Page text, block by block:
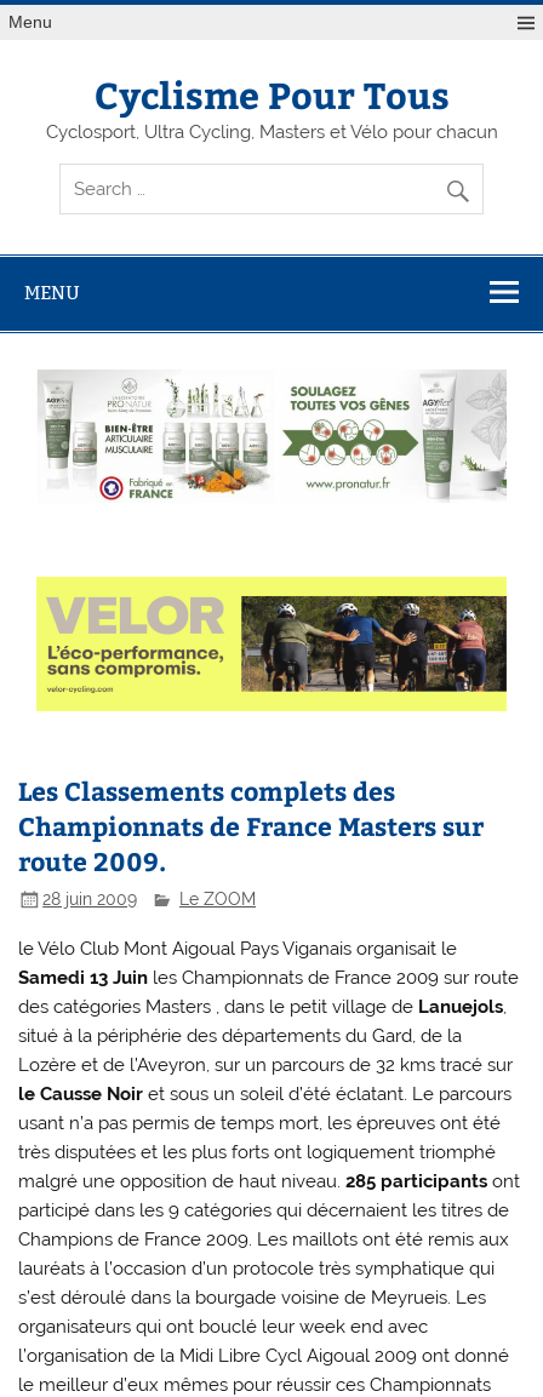
Menu
Cyclisme Pour Tous
Cyclosport, Ultra Cycling, Masters et Vélo pour chacun
MENU
Les Classements complets des
Championnats de France Masters sur
route 2009.
28 juin 2009 Le ZOOM
le Vélo Club Mont Aigoual Pays Viganais organisait le
Samedi 13 Juin les Championnats de France 2009 sur route
des catégories Masters , dans le petit village de Lanuejols,
situé à la périphérie des départements du Gard, de la
Lozère et de l’Aveyron, sur un parcours de 32 kms tracé sur
le Causse Noir et sous un soleil d’été éclatant. Le parcours
usant n’a pas permis de temps mort, les épreuves ont été
très disputées et les plus forts ont logiquement triomphé
malgré une opposition de haut niveau.285 participants ont
participé dans les 9 catégories qui décernaient les titres de
Champions de France 2009. Les maillots ont été remis aux
lauréats à l’occasion d’un protocole très symphatique qui
s’est déroulé dans la bourgade voisine de Meyrueis. Les
organisateurs qui ont bouclé leur week end avec
l’organisation de la Midi Libre Cycl Aigoual 2009 ont donné
le meilleur d’eux mêmes pour réussir ces Championnats